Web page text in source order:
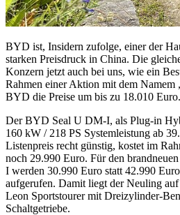
BYD ist, Insidern zufolge, einer der
starken Preisdruck in China. Die
Konzern jetzt auch bei uns, wie ein
Rahmen einer Aktion mit dem Namem
BYD die Preise um bis zu 18.010 Euro.
Der BYD Seal U DM-I, als Plug-in
160 kW / 218 PS Systemleistung ab
Listenpreis recht günstig, kostet im
noch 29.990 Euro. Für den
I werden 30.990 Euro statt 42.990
aufgerufen. Damit liegt der Neuling auf
Leon Sportstourer mit Dreizylinder-
Schaltgetriebe.